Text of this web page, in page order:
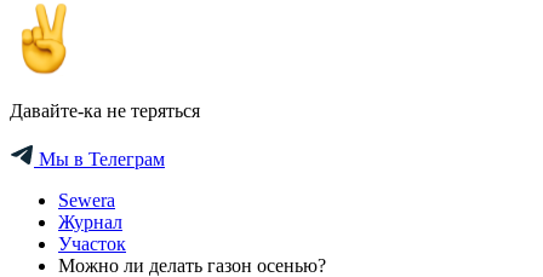
Давайте-ка не теряться
Мы в Телеграм
Sewera
Журнал
Участок
Можно ли делать газон осенью?